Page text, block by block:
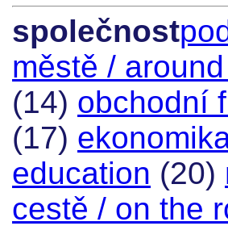
společnost
městě /
(14) obchodní
(17)
education (20)
cestě / on the